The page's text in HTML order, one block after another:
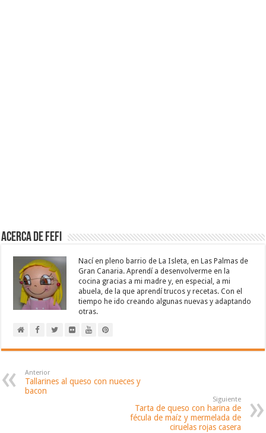
Acerca de Fefi
Nací en pleno barrio de La Isleta, en Las Palmas de
Gran Canaria. Aprendí a desenvolverme en la
cocina gracias a mi madre y, en especial, a mi
abuela, de la que aprendí trucos y recetas. Con el
tiempo he ido creando algunas nuevas y adaptando
otras.
Anterior
Tallarines al queso con nueces y
bacon
Siguiente
Tarta de queso con harina de
fécula de maíz y mermelada de
ciruelas rojas casera